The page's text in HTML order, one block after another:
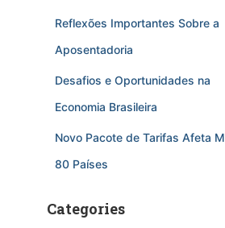
Reflexões Importantes Sobre a
Aposentadoria
Desafios e Oportunidades na
Economia Brasileira
Novo Pacote de Tarifas Afeta
80 Países
Categories